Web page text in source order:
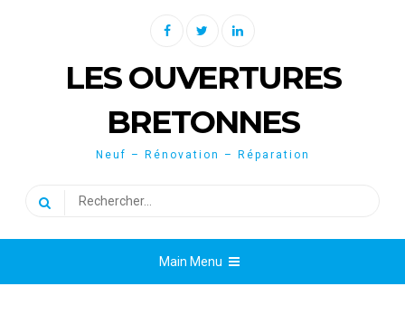
FacebookTwitterLinkedin
LES OUVERTURES
BRETONNES
Neuf – Rénovation – Réparation
Rechercher :
Main Menu